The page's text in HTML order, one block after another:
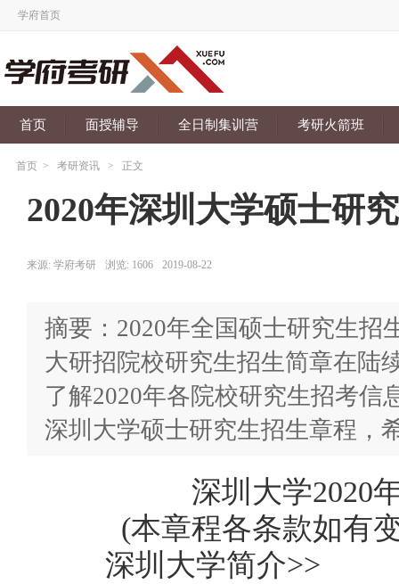
学府首页
首页 面授辅导 全日制集训营 考研火箭班
首页 > 考研资讯 > 正文
2020年深圳大学硕士研
来源: 学府考研 浏览: 1606 2019-08-22
摘要：2020年全国硕士研究生招
大研招院校研究生招生简章在陆
了解2020年各院校研究生招考信
深圳大学硕士研究生招生章程，
深圳大学2020年
(本章程各条款如有变
深圳大学简介>>